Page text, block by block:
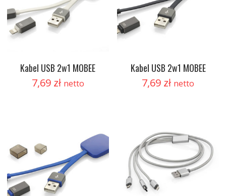
Kabel USB 2w1 MOBEE
7,69 zł netto
Kabel USB 2w1 MOBEE
7,69 zł netto